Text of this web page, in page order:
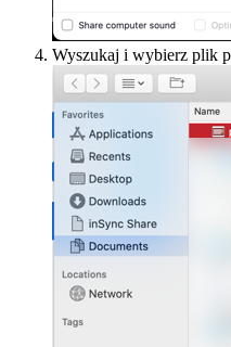
Wyszukaj i wybierz plik